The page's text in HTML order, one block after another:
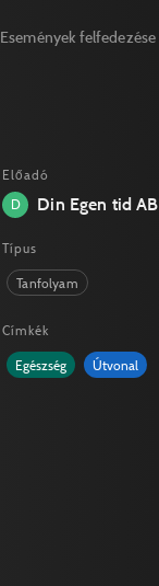
Események felfedezése
Előadó
D
Din Egen tid AB
Típus
Tanfolyam
Címkék
Egészség Útvonal